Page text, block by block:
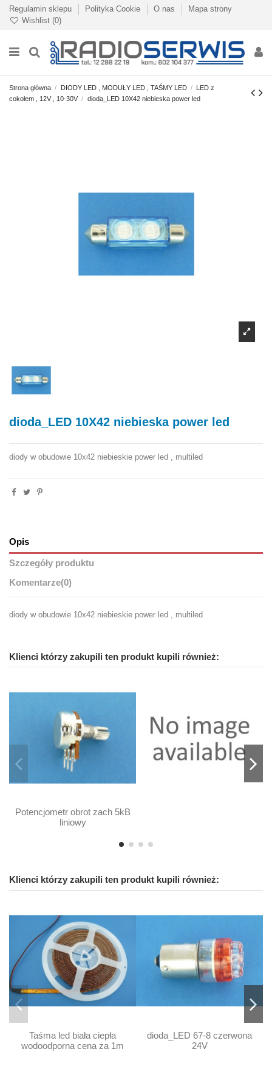
Regulamin sklepu Polityka Cookie O nas
Mapa strony
Wishlist (0)
Strona główna DIODY LED , MODUŁY LED , TAŚMY LED
LED z
cokołem , 12V , 10-30V
dioda_LED 10X42 niebieska power led
dioda_LED 10X42 niebieska power led
diody w obudowie 10x42 niebieskie power led , multiled
Opis
Szczegóły produktu
Komentarze(0)
diody w obudowie 10x42 niebieskie power led , multiled
Klienci którzy zakupili ten produkt kupili również:
Potencjometr obrot zach 5kB
liniowy
Klienci którzy zakupili ten produkt kupili również:
Taśma led biała ciepła
wodoodporna cena za 1m
dioda_LED 67-8 czerwona
24V